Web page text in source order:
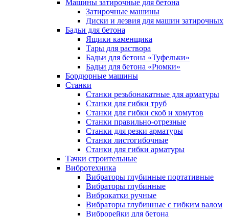
Машины затирочные для бетона
Затирочные машины
Диски и лезвия для машин затирочных
Бадьи для бетона
Ящики каменщика
Тары для раствора
Бадьи для бетона «Туфельки»
Бадьи для бетона «Рюмки»
Бордюрные машины
Станки
Станки резьбонакатные для арматуры
Станки для гибки труб
Станки для гибки скоб и хомутов
Станки правильно-отрезные
Станки для резки арматуры
Станки листогибочные
Станки для гибки арматуры
Тачки строительные
Вибротехника
Вибраторы глубинные портативные
Вибраторы глубинные
Виброкатки ручные
Вибраторы глубинные с гибким валом
Виброрейки для бетона